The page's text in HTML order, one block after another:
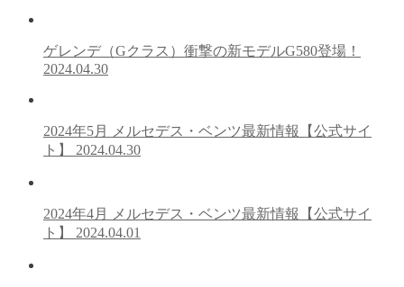
ゲレンデ（Gクラス）衝撃の新モデルG580登場！
2024.04.30
2024年5月 メルセデス・ベンツ最新情報【公式サイ
ト】 2024.04.30
2024年4月 メルセデス・ベンツ最新情報【公式サイ
ト】 2024.04.01